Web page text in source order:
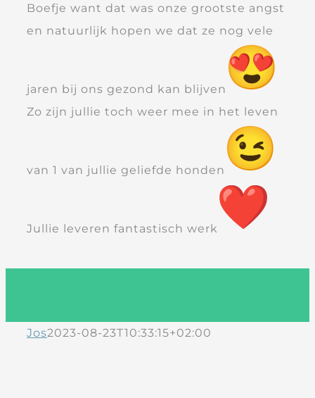
Boefje want dat was onze grootste angst
en natuurlijk hopen we dat ze nog vele
jaren bij ons gezond kan blijven
Zo zijn jullie toch weer mee in het leven
van 1 van jullie geliefde honden
Jullie leveren fantastisch werk
Jos2023-08-23T10:33:15+02:00